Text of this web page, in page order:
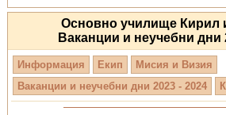
Основно училище Кирил
Ваканции и неучебни дни
Информация Екип
Мисия и Визия
Ваканции и неучебни дни 2023 - 2024